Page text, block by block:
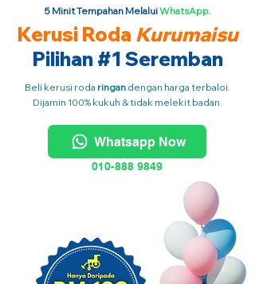
5 Minit Tempahan MelaluiWhatsApp.
Kerusi Roda Kurumaisu
Pilihan #1 Seremban
Beli kerusi roda ringan dengan harga terbaloi.
Dijamin 100% kukuh & tidak melekit badan.
Whatsapp Now
010-888 9849